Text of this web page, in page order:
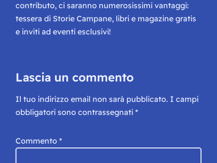
contributo, ci saranno numerosissimi vantaggi:
tessera di Storie Campane, libri e magazine gratis
e inviti ad eventi esclusivi!
Lascia un commento
Il tuo indirizzo email non sarà pubblicato. I campi
obbligatori sono contrassegnati *
Commento *